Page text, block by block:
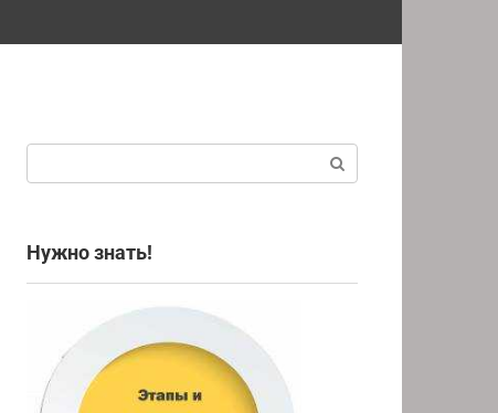
Нужно знать!